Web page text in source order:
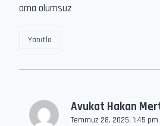
ama olumsuz
Yanıtla
Avukat Hakan
Temmuz 28, 2025, 1:45 pm